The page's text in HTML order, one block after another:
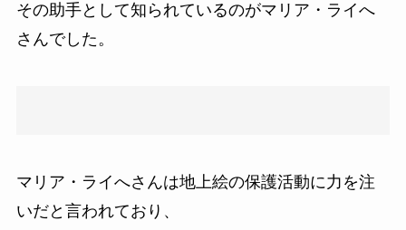
その助手として知られているのがマリア・ライへ
さんでした。
マリア・ライへさんは地上絵の保護活動に力を注
いだと言われており、